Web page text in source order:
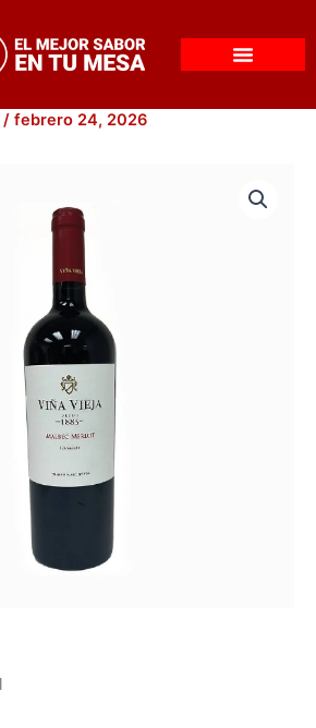
/ febrero 24, 2026